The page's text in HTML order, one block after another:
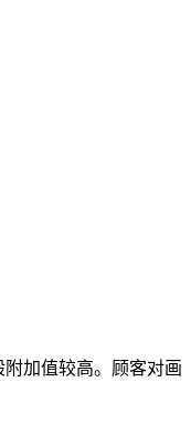
加值较高。顾客对画